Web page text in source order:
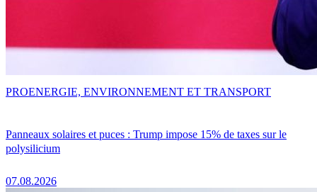
Panneaux solaires et puces : Trump impose 15% de taxes sur le
polysilicium
07.08.2026
PROENERGIE, ENVIRONNEMENT ET TRANSPORT